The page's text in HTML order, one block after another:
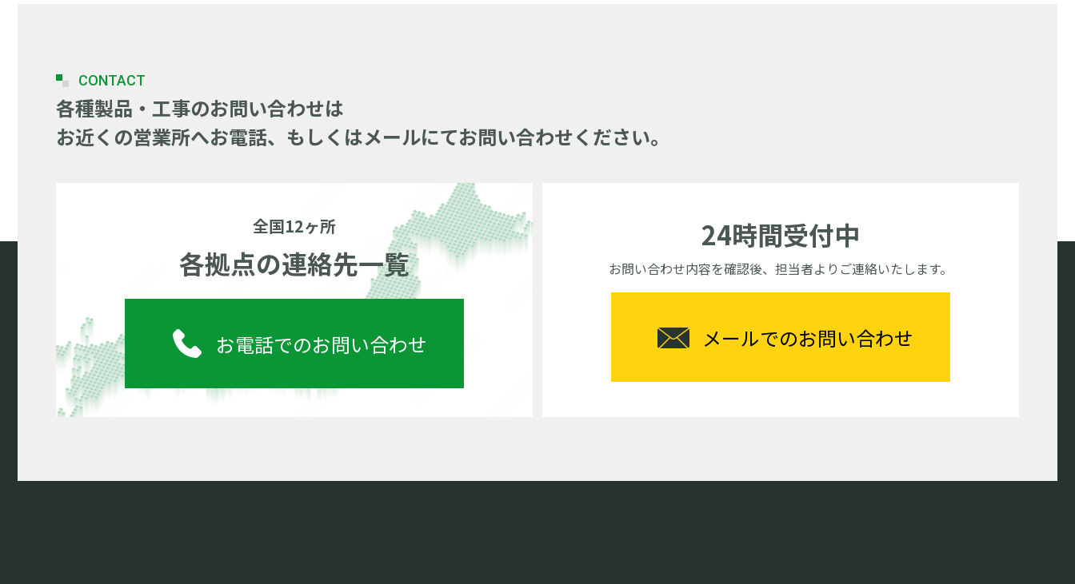
CONTACT
各種製品・工事のお問い合わせは
お近くの営業所へお電話、もしくはメールにてお問い合わせください。
全国12ヶ所
各拠点の連絡先一覧
お電話でのお問い合わせ
24時間受付中
お問い合わせ内容を確認後、担当者よりご連絡いたします。
メールでのお問い合わせ